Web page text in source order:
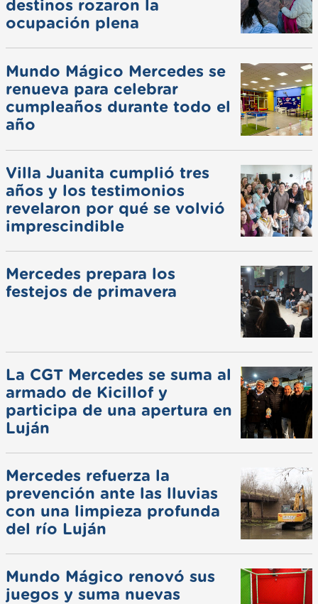
destinos rozaron la
ocupación plena
Mundo Mágico Mercedes se
renueva para celebrar
cumpleaños durante todo el
año
Villa Juanita cumplió tres
años y los testimonios
revelaron por qué se volvió
imprescindible
Mercedes prepara los
festejos de primavera
La CGT Mercedes se suma al
armado de Kicillof y
participa de una apertura en
Luján
Mercedes refuerza la
prevención ante las lluvias
con una limpieza profunda
del río Luján
Mundo Mágico renovó sus
juegos y suma nuevas